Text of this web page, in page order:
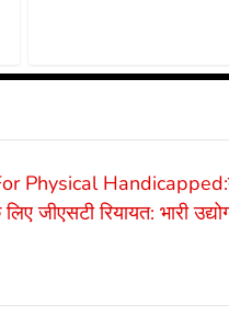
Physical
जीएसटी रियायत: भारी